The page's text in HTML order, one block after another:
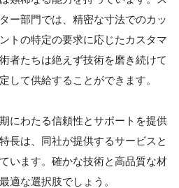
ー部門では、精密な寸法でのカッ
トの特定の要求に応じたカスタマ
者たちは絶えず技術を磨き続けて
して供給することができます。
にわたる信頼性とサポートを提供
長は、同社が提供するサービスと
います。確かな技術と高品質な材
適な選択肢でしょう。